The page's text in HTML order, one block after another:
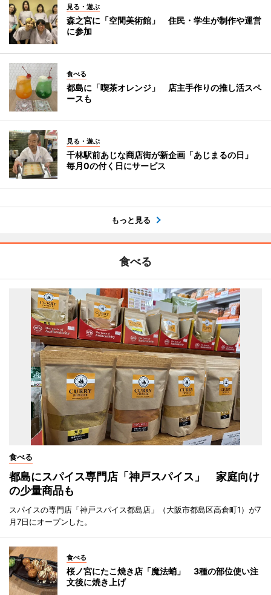
見る・遊ぶ
森之宮に「空間美術館」 住民・学生が制作や運営
に参加
食べる
都島に「喫茶オレンジ」 店主手作りの推し活スペ
ースも
見る・遊ぶ
千林駅前あじな商店街が新企画「あじまるの日」
毎月0の付く日にサービス
もっと見る
食べる
食べる
都島にスパイス専門店「神戸スパイス」 家庭向け
の少量商品も
スパイスの専門店「神戸スパイス都島店」（大阪市都島区高倉町1）が7
月7日にオープンした。
食べる
桜ノ宮にたこ焼き店「魔法蛸」 3種の部位使い注
文後に焼き上げ